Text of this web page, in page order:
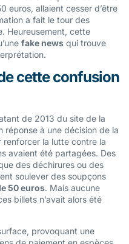
euros, allaient cesser d’être
a fait le tour des
Heureusement, cette
fake news qui trouve
cette confusion
de 2013 du site de la
réponse à une décision de la
renforcer la lutte contre la
avaient été partagées. Des
des déchirures ou des
soulever des soupçons
50 euros. Mais aucune
billets n’avait alors été
provoquant une